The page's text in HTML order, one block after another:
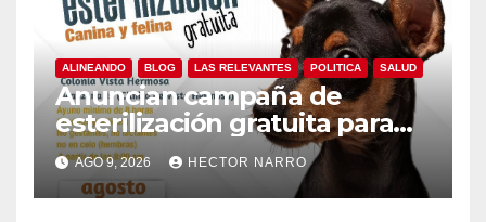
ALINEANDO BLOG LAS RELEVANTES POLITICA SALUD
Anuncian campaña de
esterilización gratuita para
perros y gatos en San José
del Cabo
AGO 9, 2026 HECTOR NARRO